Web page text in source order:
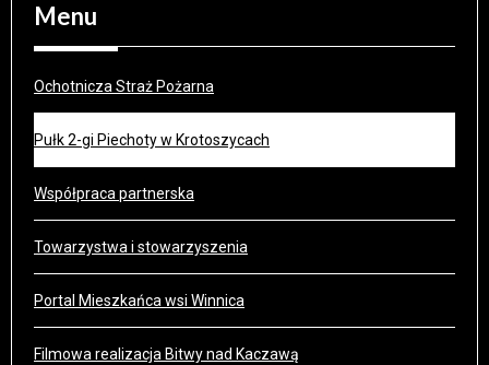
Menu
Ochotnicza Straż Pożarna
Pułk 2-gi Piechoty w Krotoszycach
Współpraca partnerska
Towarzystwa i stowarzyszenia
Portal Mieszkańca wsi Winnica
Filmowa realizacja Bitwy nad Kaczawą